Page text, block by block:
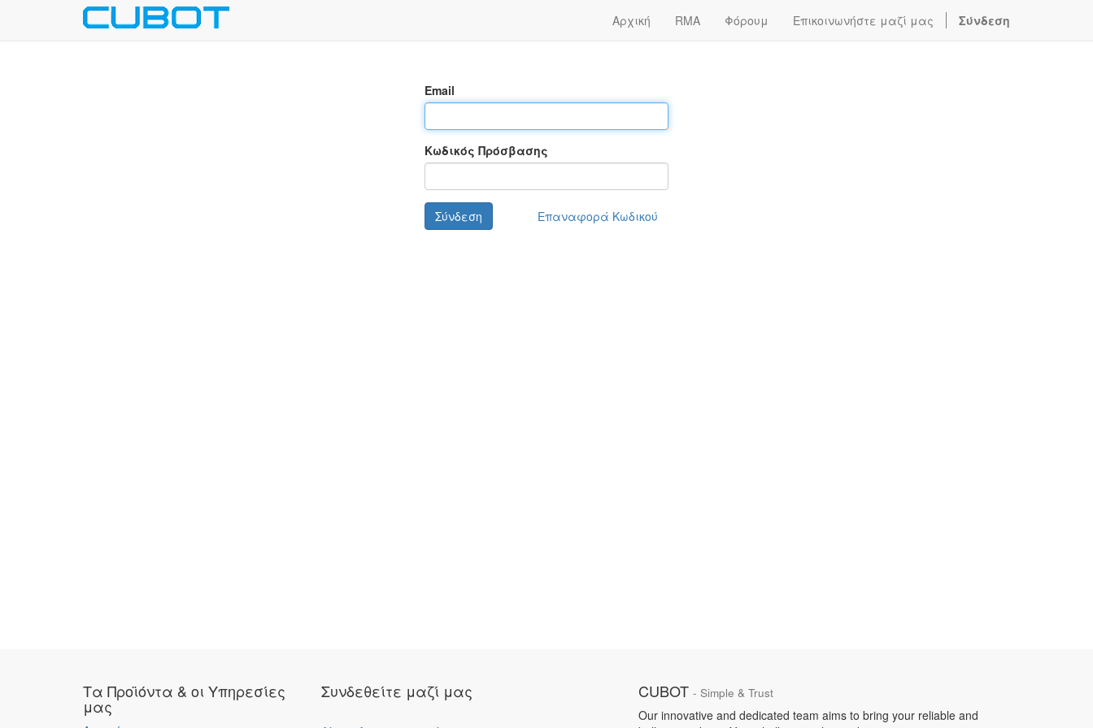
Αρχική RMA Φόρουμ Επικοινωνήστε μαζί μας Σύνδεση
Email
Κωδικός Πρόσβασης
Επαναφορά Κωδικού
Σύνδεση
Τα Προϊόντα & οι Υπηρεσίες
μας
Συνδεθείτε μαζί μας CUBOT - Simple & Trust
Our innovative and dedicated team aims to bring your reliable and